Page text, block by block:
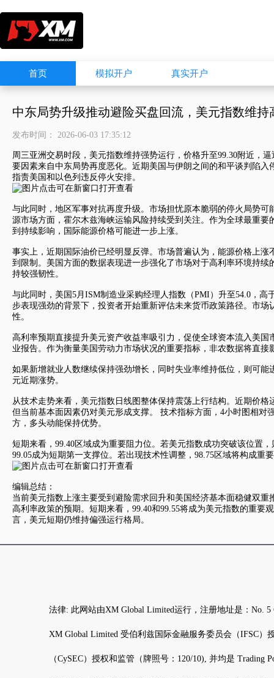
首页 模拟开户 真实开户
中东局势升级推动避险买盘回流，美元指数维持
发布时间： 2026-06-03 17:35:12
周三亚洲交易时段， 美元指数维持强势运行，价格升至99.30附近，
要因素来自中东局势再度恶化。近期美国与伊朗之间的和平谈判陷
指责美国和以色列违反停火安排。
与此同时，地区军事对抗再度升级。市场担忧原本脆弱的停火局势
源市场方面，霍尔木兹海峡运输风险持续受到关注。作为全球最重
到持续影响，国际能源价格可能进一步上涨。
事实上，近期国际油价已经明显反弹。市场普遍认为，能源价格上
到限制。美国方面的数据表现进一步强化了市场对于高利率环境持
持较强韧性。
与此同时，美国5月ISM制造业采购经理人指数（PMI）升至54.0，
步表现强劲的背景下，投资者开始重新评估未来货币政策路径。市
性。
高利率预期直接提升美元资产收益率吸引力，促使全球资本流入美
业报告。作为衡量美国劳动力市场状况的重要指标，非农数据将直接
如果新增就业人数继续保持强劲增长，同时失业率维持低位，则可
元近期涨势。
从技术走势来看， 美元指数 日线图整体保持震荡上行结构。近期价
但当前基本面因素仍对美元形成支撑。 技术指标方面，4小时图相
方，多头动能保持优势。
短期来看，99.40区域成为重要阻力位。若美元指数成功突破该位置
99.05成为短期第一支撑位。若出现技术性调整，98.75区域将构成
编辑总结：
当前美元指数上涨主要受到避险需求回升和美国经济基本面稳健双
高利率政策的预期。短期来看，99.40和99.55将成为美元指数的重要
言，美元短期仍维持偏强运行格局。
法律: 此网站由XM Global Limited运行，注册地址是：No.
XM Global Limited 受伯利兹国际金融服务委员会（IFSC）
（CySEC）授权和监管（牌照号：120/10), 并均是 Trading